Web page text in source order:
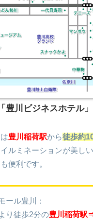
「豊川ビジネスホテル
豊川稲荷駅から徒歩約
ルミネーションが美しい
便利です。
ール豊川：
り徒歩2分の豊川稲荷駅